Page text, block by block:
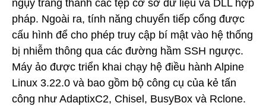
ngụy trang thành các tệp cơ sở dữ liệu và DLL hợp
pháp. Ngoài ra, tính năng chuyển tiếp cổng được
cấu hình để cho phép truy cập bí mật vào hệ thống
bị nhiễm thông qua các đường hầm SSH ngược.
Máy ảo được triển khai chạy hệ điều hành Alpine
Linux 3.22.0 và bao gồm bộ công cụ của kẻ tấn
công như AdaptixC2, Chisel, BusyBox và Rclone.